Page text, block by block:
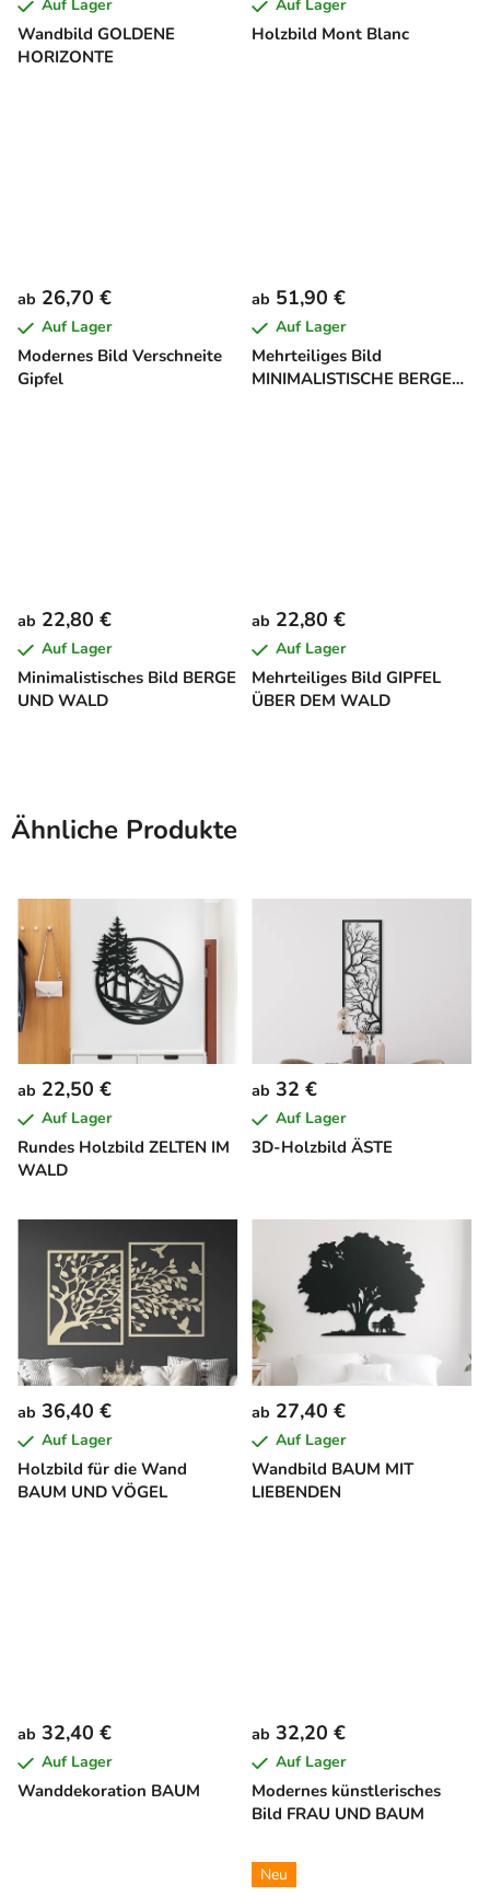
Wandbild GOLDENE
HORIZONTE
Auf Lager
Holzbild Mont Blanc
Auf Lager
Modernes Bild Verschneite
Gipfel
ab 26,70 €
Auf Lager
Mehrteiliges Bild
MINIMALISTISCHE BERGE
ab 51,90 €
Auf Lager
Minimalistisches Bild BERGE
UND WALD
ab 22,80 €
Auf Lager
Mehrteiliges Bild GIPFEL
ÜBER DEM WALD
ab 22,80 €
Auf Lager
Ähnliche Produkte
Rundes Holzbild ZELTEN IM
WALD
ab 22,50 €
Auf Lager
3D-Holzbild ÄSTE
ab 32 €
Auf Lager
Holzbild für die Wand
BAUM UND VÖGEL
ab 36,40 €
Auf Lager
Wandbild BAUM MIT
LIEBENDEN
ab 27,40 €
Auf Lager
Wanddekoration BAUM
ab 32,40 €
Auf Lager
Modernes künstlerisches
Bild FRAU UND BAUM
ab 32,20 €
Auf Lager
Neu